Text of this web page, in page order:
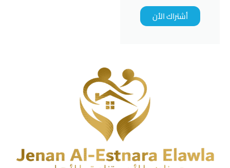
أشتراك الأن